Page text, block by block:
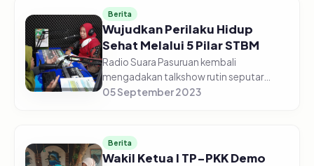
Dinas...
Berita
Wujudkan Perilaku Hidup
Sehat Melalui 5 Pilar STBM
Radio Suara Pasuruan kembali
mengadakan talkshow rutin seputar
kesehatan, bekerja sama dengan Dinas
to...
05 September 2023
Berita
Wakil Ketua I TP-PKK Demo